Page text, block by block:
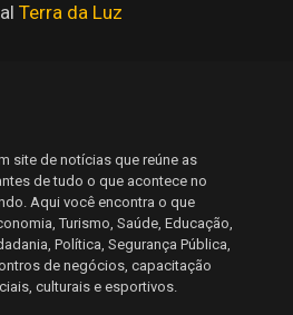
Terra da Luz
site de notícias que reúne as
de tudo o que acontece no
Aqui você encontra o que
Turismo, Saúde, Educação,
Política, Segurança Pública,
de negócios, capacitação
culturais e esportivos.